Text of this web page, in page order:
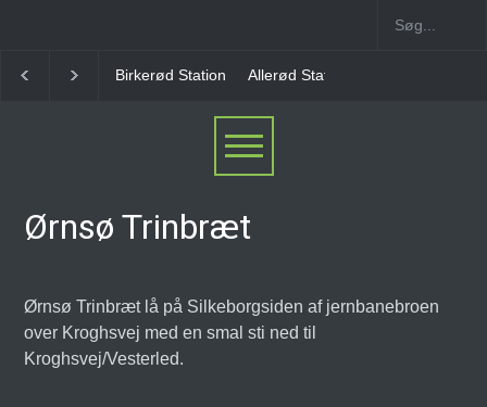
Allerød Station Favrholm Station
Ørnsø Trinbræt
Ørnsø Trinbræt lå på Silkeborgsiden af jernbanebroen
over Kroghsvej med en smal sti ned til
Kroghsvej/Vesterled.